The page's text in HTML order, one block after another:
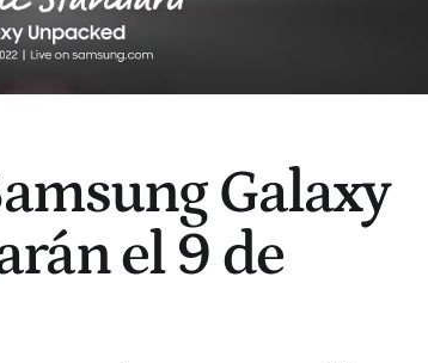
Galaxy
el 9 de